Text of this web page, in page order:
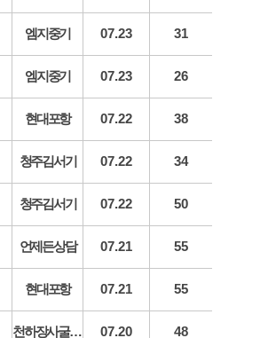
엠지중기 07.23 31
엠지중기 07.23 26
현대포항 07.22 38
청주김서기 07.22 34
청주김서기 07.22 50
언제든상담 07.21 55
현대포항 07.21 55
천하장사굴삭기 07.20 48